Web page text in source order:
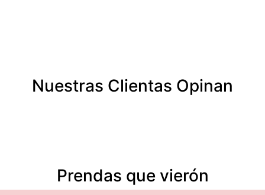
Nuestras Clientas Opinan
Prendas que vierón